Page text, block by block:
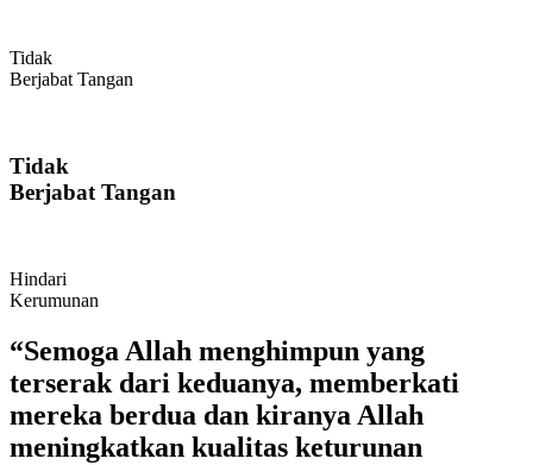
Tidak
Berjabat Tangan
Tidak
Berjabat Tangan
Hindari
Kerumunan
“Semoga Allah menghimpun yang
terserak dari keduanya, memberkati
mereka berdua dan kiranya Allah
meningkatkan kualitas keturunan